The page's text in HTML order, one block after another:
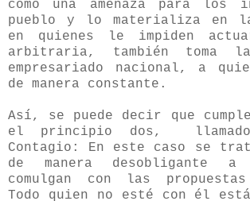
como una amenaza para los
pueblo y lo materializa en
en quienes le impiden
arbitraria, también toma
empresariado nacional, a
de manera constante.
Así, se puede decir que
el principio dos, llamado
Contagio: En este caso se
de manera desobligante a
comulgan con las
Todo quien no esté con él